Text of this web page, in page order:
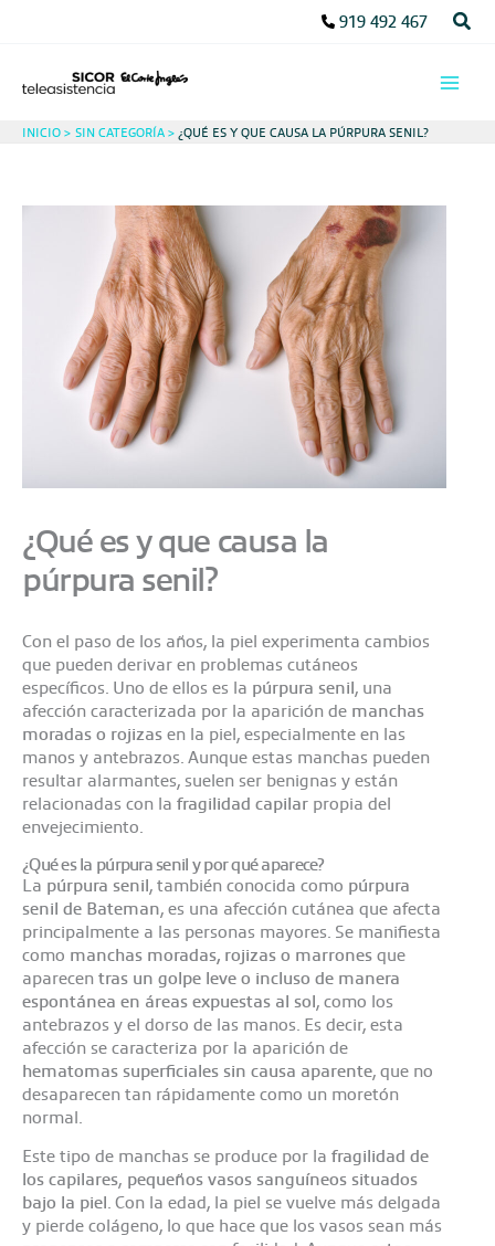
919 492 467
INICIO SIN CATEGORÍA ¿QUÉ ES Y QUE CAUSA LA PÚRPURA SENIL?
¿Qué es y que causa la
púrpura senil?
Con el paso de los años, la piel experimenta cambios
que pueden derivar en problemas cutáneos
específicos. Uno de ellos es la púrpura senil, una
afección caracterizada por la aparición de manchas
moradas o rojizas en la piel, especialmente en las
manos y antebrazos. Aunque estas manchas pueden
resultar alarmantes, suelen ser benignas y están
relacionadas con la fragilidad capilar propia del
envejecimiento.
¿Qué es la púrpura senil y por qué aparece?
La púrpura senil, también conocida como púrpura
senil de Bateman, es una afección cutánea que afecta
principalmente a las personas mayores. Se manifiesta
como manchas moradas, rojizas o marrones que
aparecen tras un golpe leve o incluso de manera
espontánea en áreas expuestas al sol, como los
antebrazos y el dorso de las manos. Es decir, esta
afección se caracteriza por la aparición de
hematomas superficiales sin causa aparente, que no
desaparecen tan rápidamente como un moretón
normal.
Este tipo de manchas se produce por la fragilidad de
los capilares, pequeños vasos sanguíneos situados
bajo la piel. Con la edad, la piel se vuelve más delgada
y pierde colágeno, lo que hace que los vasos sean más